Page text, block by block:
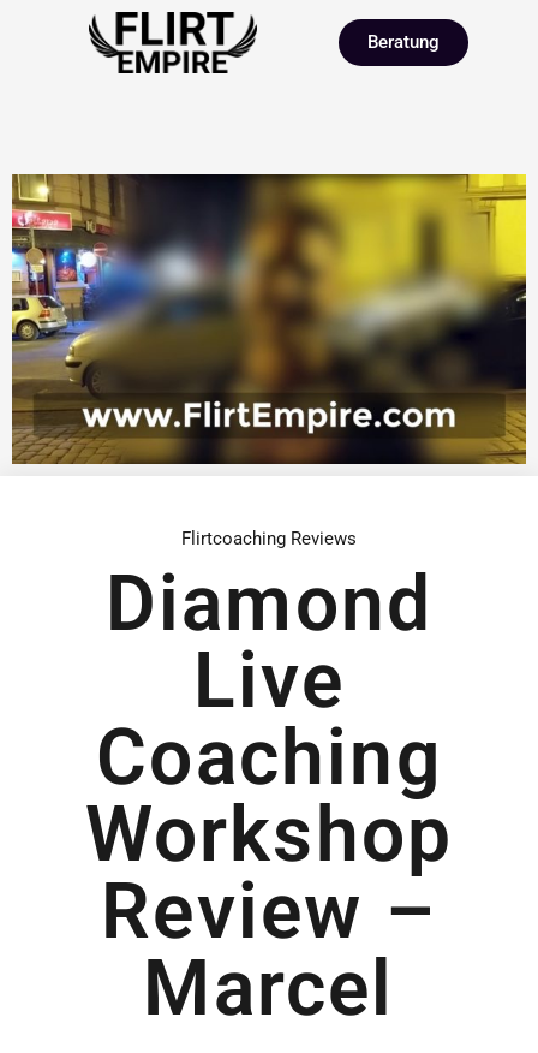
Beratung
Flirtcoaching Reviews
Diamond
Live
Coaching
Workshop
Review –
Marcel